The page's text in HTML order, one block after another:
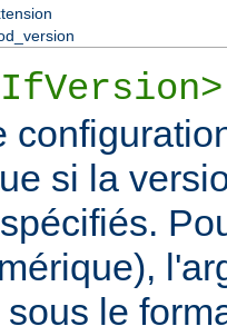
si la
le